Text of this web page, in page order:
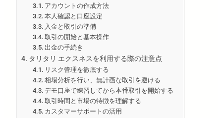
アカウントの作成方法
本人確認と口座設定
入金と取引の準備
取引の開始と基本操作
出金の手続き
タリタリ エクスネスを利用する際の注意点
リスク管理を徹底する
相場分析を行い、無計画な取引を避ける
デモ口座で練習してから本番取引を開始する
取引時間と市場の特徴を理解する
カスタマーサポートの活用